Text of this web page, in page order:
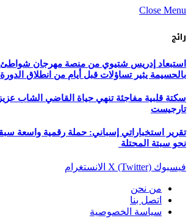
Close Menu
رائج
استبعاد إدريس شتيوي من منصة مهرجان شواطئ
بالحسيمة يثير تساؤلات قبل أيام من انطلاق الدورة 22
سكتة قلبية مفاجئة تنهي حياة القاضي الشاب
تارجيست
تقرير استخباراتي إسباني: حملة رقمية واسعة
نحو سبتة المحتلة
فيسبوك X (Twitter) الانستغرام
من نحن
اتصل بنا
سياسة الخصوصية